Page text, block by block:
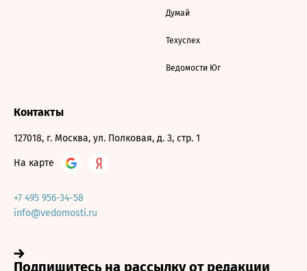
Думай
Техуспех
Ведомости Юг
Контакты
127018, г. Москва, ул. Полковая, д. 3, стр. 1
На карте
+7 495 956-34-58
info@vedomosti.ru